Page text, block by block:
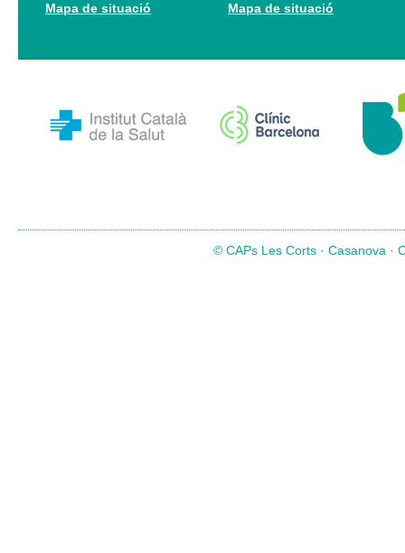
Mapa de situació Mapa de situació
© CAPs Les Corts · Casanova ·